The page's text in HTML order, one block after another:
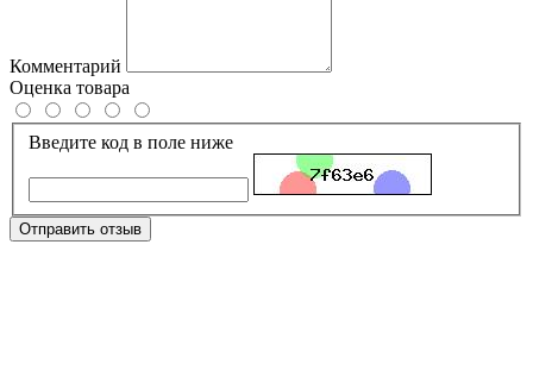
Комментарий
Оценка товара
Введите код в поле ниже
Отправить отзыв